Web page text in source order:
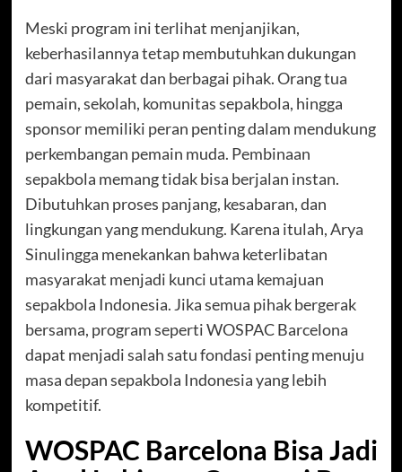
Meski program ini terlihat menjanjikan,
keberhasilannya tetap membutuhkan dukungan
dari masyarakat dan berbagai pihak. Orang tua
pemain, sekolah, komunitas sepakbola, hingga
sponsor memiliki peran penting dalam mendukung
perkembangan pemain muda. Pembinaan
sepakbola memang tidak bisa berjalan instan.
Dibutuhkan proses panjang, kesabaran, dan
lingkungan yang mendukung. Karena itulah, Arya
Sinulingga menekankan bahwa keterlibatan
masyarakat menjadi kunci utama kemajuan
sepakbola Indonesia. Jika semua pihak bergerak
bersama, program seperti WOSPAC Barcelona
dapat menjadi salah satu fondasi penting menuju
masa depan sepakbola Indonesia yang lebih
kompetitif.
WOSPAC Barcelona Bisa Jadi